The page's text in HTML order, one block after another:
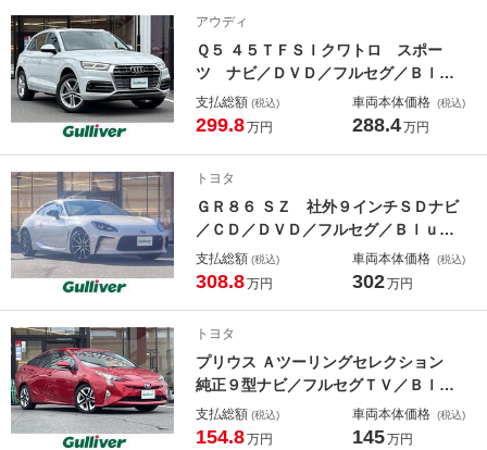
ＥＴＣ／スマートキー
アウディ
Ｑ５ ４５ＴＦＳＩクワトロ スポー
ツ ナビ／ＤＶＤ／フルセグ／Ｂｌｕ
ｅｔｏｏｔｈ／全方位カメラ／前後ド
ライブレコーダー／ルーフレール／シ
キープアシスト／電動リアゲート
支払総額 (税込)
299.8万円
車両本体価格 (税込)
288.4万円
トヨタ
ＧＲ８６ ＳＺ 社外９インチＳＤナビ
／ＣＤ／ＤＶＤ／フルセグ／Ｂｌｕｅ
ｔｏｏｔｈ／バックカメラ／ＥＴＣ／
衝突軽減ブレーキ／レーンキープアシ
支払総額 (税込)
308.8万円
車両本体価格 (税込)
302万円
トヨタ
プリウス Ａツーリングセレクション
純正９型ナビ／フルセグＴＶ／Ｂｌｕ
ｅｔｏｏｔｈ／シートヒーター／黒合
皮シート／ＣＤ再生／ＤＶＤ再生／レ
支払総額 (税込)
154.8万円
車両本体価格 (税込)
145万円